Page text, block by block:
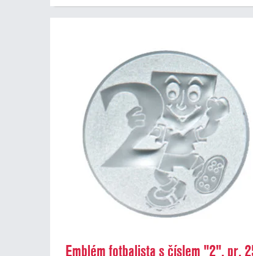
Emblém fotbalista s číslem "2", pr.